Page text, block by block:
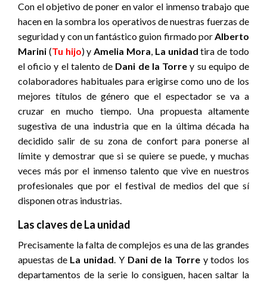
Con el objetivo de poner en valor el inmenso trabajo que
hacen en la sombra los operativos de nuestras fuerzas de
seguridad y con un fantástico guion firmado porAlberto
Marini (Tu hijo) yAmelia Mora, La unidad tira de todo
el oficio y el talento de Dani de la Torre y su equipo de
colaboradores habituales para erigirse como uno de los
mejores títulos de género que el espectador se va a
cruzar en mucho tiempo. Una propuesta altamente
sugestiva de una industria que en la última década ha
decidido salir de su zona de confort para ponerse al
límite y demostrar que si se quiere se puede, y muchas
veces más por el inmenso talento que vive en nuestros
profesionales que por el festival de medios del que sí
disponen otras industrias.
Las claves de La unidad
Precisamente la falta de complejos es una de las grandes
apuestas de La unidad. Y Dani de la Torrey todos los
departamentos de la serie lo consiguen, hacen saltar la